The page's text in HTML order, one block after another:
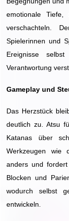
emotionale
verschachteln.
Spielerinnen und
Ereignisse
Verantwortung
Gameplay und
Das Herzstück
deutlich zu. Atsu
Katanas über
Werkzeugen wie
anders und
Blocken und
wodurch selbst
entwickeln.